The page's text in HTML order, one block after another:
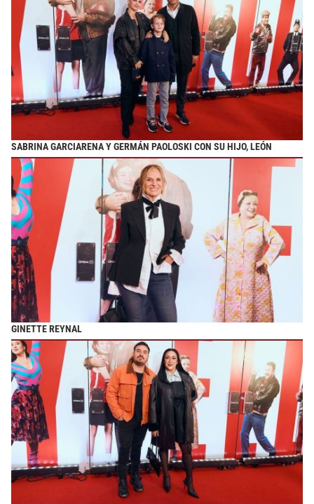
SABRINA GARCIARENA Y GERMÁN PAOLOSKI CON SU HIJO, LEÓN
GINETTE REYNAL